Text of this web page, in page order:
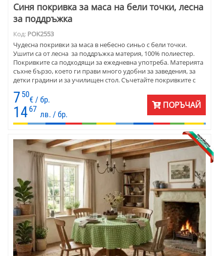
Синя покривка за маса на бели точки, лесна
за поддръжка
Код: POK2553
Чудесна покривки за маса в небесно синьо с бели точки.
Ушити са от лесна за поддръжка материя, 100% полиестер.
Покривките са подходящи за ежедневна употреба. Материята
съхне бързо, което ги прави много удобни за заведения, за
детки градини и за училищен стол. Съчетайте покривките с
7 50
€ / бр.
14 67
лв. / бр.
ПОРЪЧАЙ